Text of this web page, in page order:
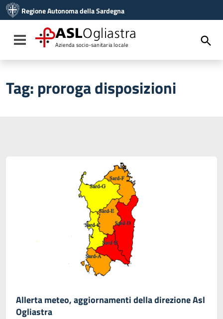
Vai al menu di navigazione
Vai al footer
Regione Autonoma della Sardegna
Toggle navigation
ASLOgliastra
Azienda socio-sanitaria locale
Tag: proroga disposizioni
Allerta meteo, aggiornamenti della direzione Asl
Ogliastra